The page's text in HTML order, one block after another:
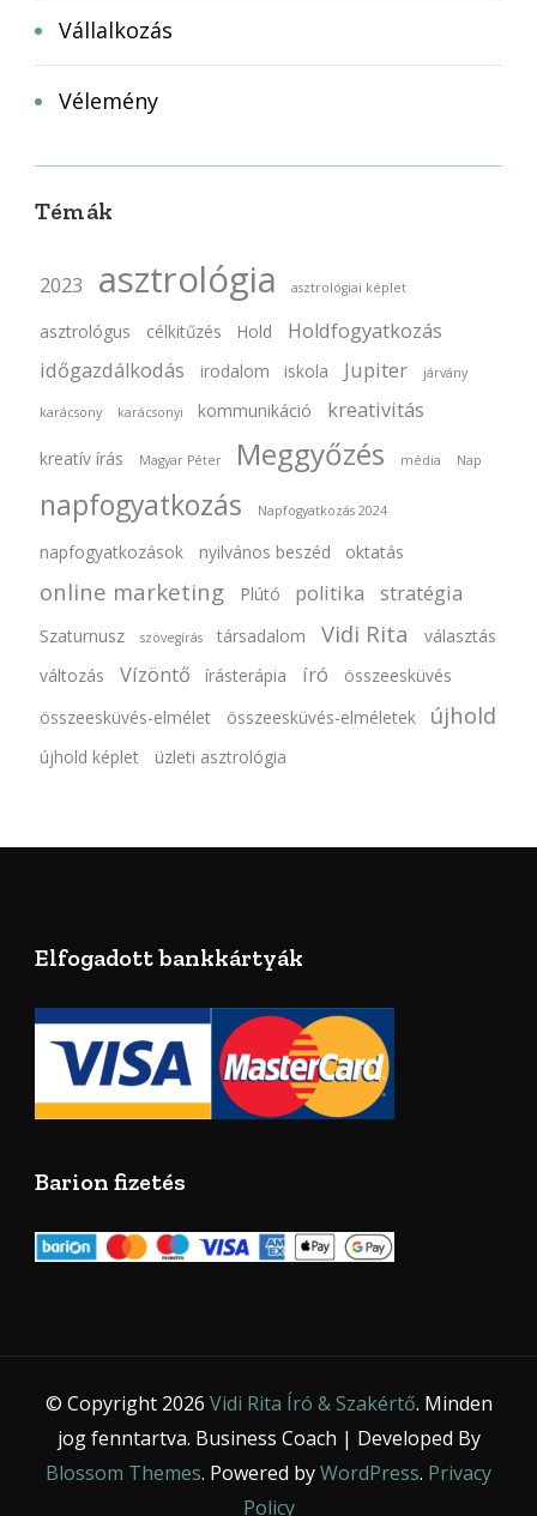
Vállalkozás
Vélemény
Témák
2023 asztrológia asztrológiai képlet
asztrológus célkitűzés Hold
Holdfogyatkozás
időgazdálkodás
irodalom iskola Jupiter járvány
karácsony karácsonyi kommunikáció kreativitás
kreatív írás Magyar Péter Meggyőzés média Nap
napfogyatkozás Napfogyatkozás 2024
napfogyatkozások nyilvános beszéd oktatás
online marketing Plútó politika stratégia
Szaturnusz szövegírás társadalom Vidi Rita
választás
változás
Vízöntő írásterápia író
összeesküvés
összeesküvés-elmélet
összeesküvés-elméletek újhold
újhold képlet üzleti asztrológia
Elfogadott bankkártyák
Barion fizetés
© Copyright 2026 Vidi Rita Író & Szakértő. Minden
jog fenntartva. Business Coach | Developed By
Blossom Themes. Powered byWordPress. Privacy
Policy